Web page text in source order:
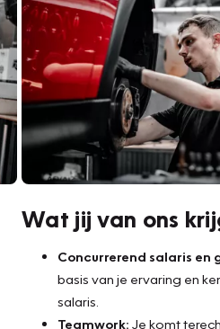
Wat jij van ons
Concurrerend salaris en
basis van je ervaring en
salaris.
Teamwork: Je komt